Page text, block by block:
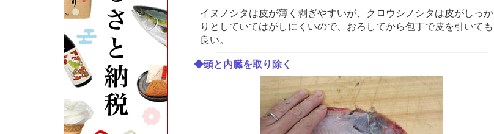
イヌノシタは皮が薄く剥ぎやすいが、クロウシノシタは皮がしっか
りとしていてはがしにくいので、おろしてから包丁で皮を引いても
良い。
◆頭と内臓を取り除く